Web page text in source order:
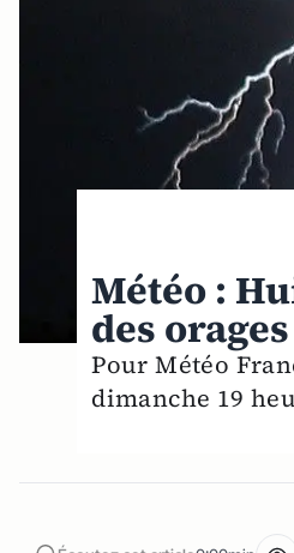
Météo :
des
Pour Météo
dimanche 19